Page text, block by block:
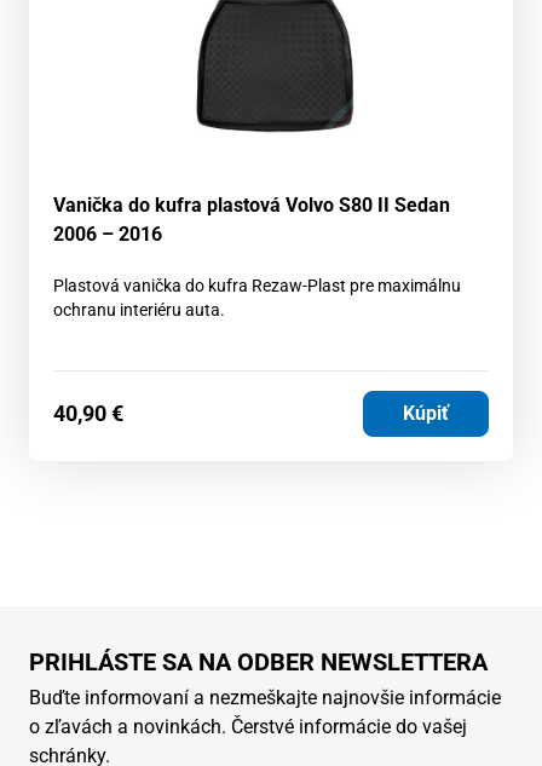
Vanička do kufra plastová Volvo S80 II Sedan
2006 – 2016
Plastová vanička do kufra Rezaw-Plast pre maximálnu
ochranu interiéru auta.
40,90€ Kúpiť
PRIHLÁSTE SA NA ODBER NEWSLETTERA
Buďte informovaní a nezmeškajte najnovšie informácie
o zľavách a novinkách. Čerstvé informácie do vašej
schránky.